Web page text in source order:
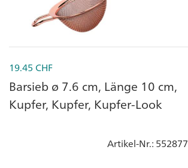
19.45 CHF
Barsieb ø 7.6 cm, Länge 10 cm,
Kupfer, Kupfer, Kupfer-Look
Artikel-Nr.: 552877